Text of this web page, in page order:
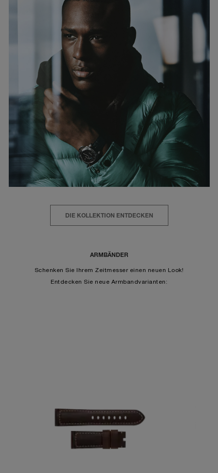
DIE KOLLEKTION ENTDECKEN
ARMBÄNDER
Schenken Sie Ihrem Zeitmesser einen neuen Look!
Entdecken Sie neue Armbandvarianten: